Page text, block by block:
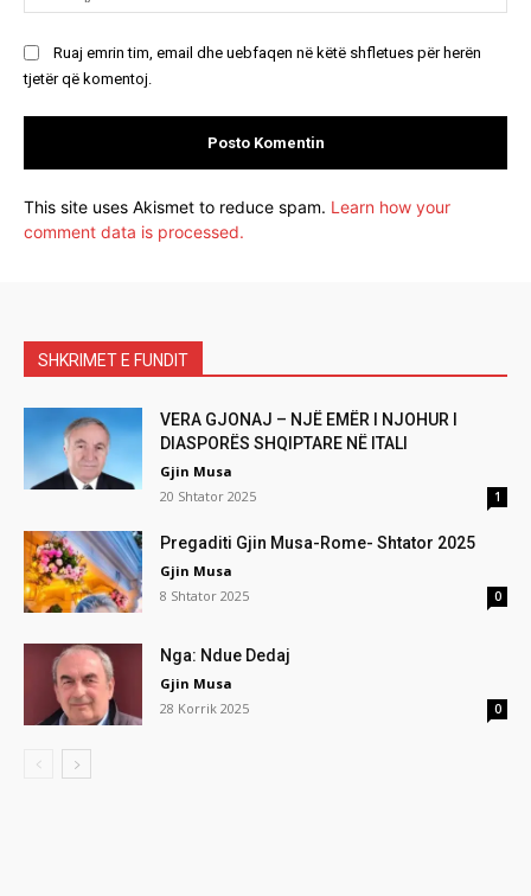
Ruaj emrin tim, email dhe uebfaqen në këtë shfletues për herën
tjetër që komentoj.
This site uses Akismet to reduce spam. Learn how your
comment data is processed.
SHKRIMET E FUNDIT
VERA GJONAJ – NJË EMËR I NJOHUR I
DIASPORËS SHQIPTARE NË ITALI
Gjin Musa
20 Shtator 2025
1
Pregaditi Gjin Musa-Rome- Shtator 2025
Gjin Musa
8 Shtator 2025
0
Nga: Ndue Dedaj
Gjin Musa
28 Korrik 2025
0